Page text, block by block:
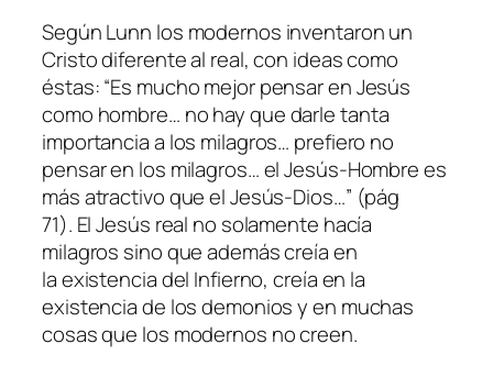
Según Lunn los modernos inventaron un
Cristo diferente al real, con ideas como
éstas: “Es mucho mejor pensar en Jesús
como hombre… no hay que darle tanta
importancia a los milagros… prefiero no
pensar en los milagros… el Jesús-Hombre es
más atractivo que el Jesús-Dios…” (pág
71). El Jesús real no solamente hacía
milagros sino que además creía en
la existencia del Infierno, creía en la
existencia de los demonios y en muchas
cosas que los modernos no creen.